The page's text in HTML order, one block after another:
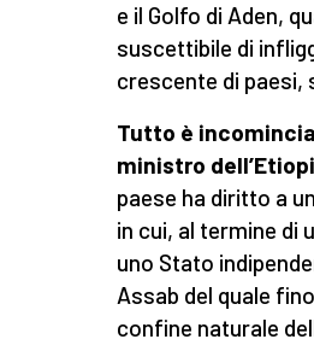
e il Golfo di Aden,
suscettibile di
crescente di paesi,
Tutto è
ministro
paese ha diritto a
in cui, al termine di
uno Stato
Assab del quale
confine naturale